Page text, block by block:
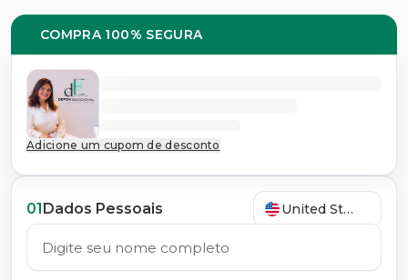
01Dados Pessoais United States
COMPRA 100% SEGURA
Adicione um cupom de desconto